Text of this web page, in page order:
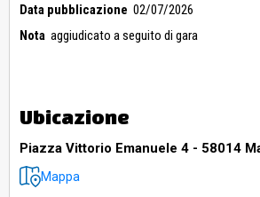
Data pubblicazione 02/07/2026
Nota aggiudicato a seguito di gara
Ubicazione
Piazza Vittorio Emanuele 4 - 58014
Mappa